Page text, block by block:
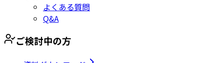
よくある質問
Q&A
ご検討中の方